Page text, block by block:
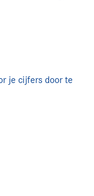
je cijfers door te